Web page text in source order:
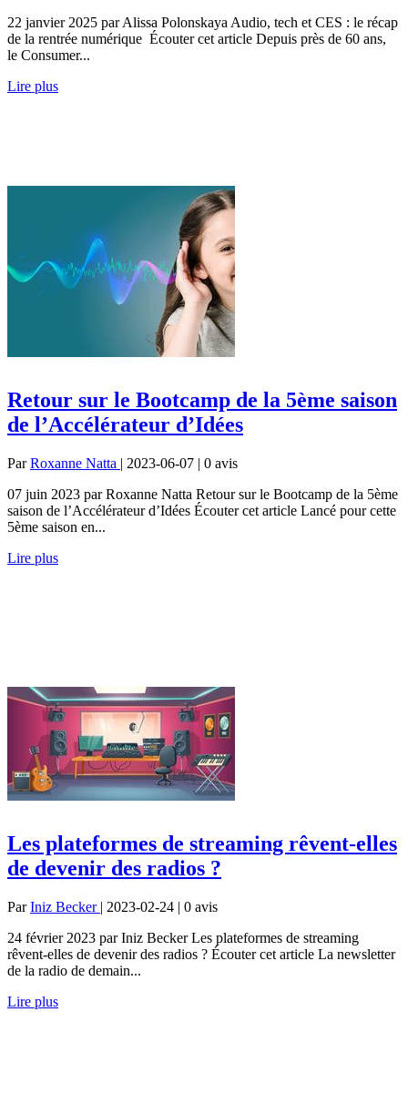
22 janvier 2025 par Alissa Polonskaya Audio, tech et CES : le récap
de la rentrée numérique Écouter cet article Depuis près de 60 ans,
le Consumer...
Lire plus
Retour sur le Bootcamp de la 5ème saison
de l’Accélérateur d’Idées
ParRoxanne Natta | 2023-06-07 | 0 avis
07 juin 2023 par Roxanne Natta Retour sur le Bootcamp de la 5ème
saison de l’Accélérateur d’Idées Écouter cet article Lancé pour cette
5ème saison en...
Lire plus
Les plateformes de streaming rêvent-elles
de devenir des radios ?
ParIniz Becker | 2023-02-24 | 0 avis
24 février 2023 par Iniz Becker Les plateformes de streaming
rêvent-elles de devenir des radios ? Écouter cet article La newsletter
de la radio de demain...
Lire plus